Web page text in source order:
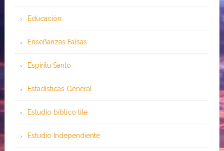
Educación
Enseñanzas Falsas
Espíritu Santo
Estadísticas General
Estudio bíblico lite
Estudio Independiente